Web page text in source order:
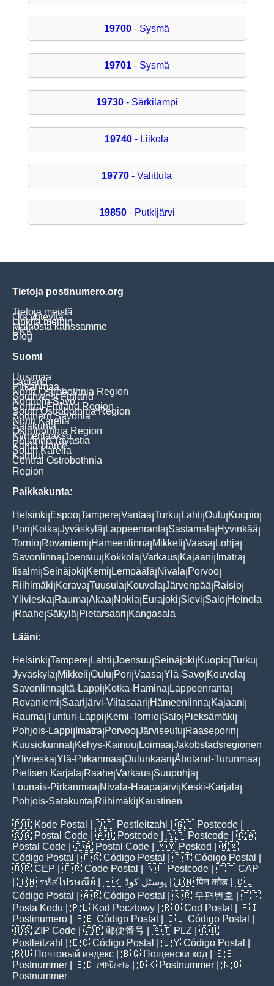
19700 - Sysmä
19701 - Sysmä
19730- Särkilampi
19740 - Liikola
19770 - Valittula
19850- Putkijärvi
Tietoja postinumero.org
Tietoja meistä
Ota yhteyttä
Linkitä meihin
Mainosta kanssamme
UKK
Blog
Suomi
Uusimaa
Lapland
Pirkanmaa
North Ostrobothnia Region
Southwest Finland
Northern Savo
Central Finland Region
South Ostrobothnia Region
Southern Savonia
North Karelia
Satakunta
Ostrobothnia Region
Kymenlaakso
Päijänne Tavastia
Kanta-Häme
South Karelia
Kainuu
Central Ostrobothnia
Region
Paikkakunta:
Helsinki Espoo Tampere Vantaa Turku Lahti Oulu Kuopio
Pori Kotka Jyväskylä Lappeenranta Sastamala Hyvinkää
Tornio Rovaniemi Hämeenlinna Mikkeli Vaasa Lohja
Savonlinna Joensuu Kokkola Varkaus Kajaani Imatra
Iisalmi Seinäjoki Kemi Lempäälä Nivala Porvoo
Riihimäki Kerava Tuusula Kouvola Järvenpää Raisio
Ylivieska Rauma Akaa Nokia Eurajoki Sievi Salo Heinola
Raahe Säkylä Pietarsaari Kangasala
Lääni:
Helsinki Tampere Lahti Joensuu Seinäjoki Kuopio Turku
Jyväskylä Mikkeli Oulu Pori Vaasa Ylä-Savo Kouvola
Savonlinna Itä-Lappi Kotka-Hamina Lappeenranta
Rovaniemi Saarijärvi-Viitasaari Hämeenlinna Kajaani
Rauma Tunturi-Lappi Kemi-Tornio Salo Pieksämäki
Pohjois-Lappi Imatra Porvoo Järviseutu Raaseporin
Kuusiokunnat| Kehys-Kainuu Loimaa Jakobstadsregionen
Ylivieska Ylä-Pirkanmaa Oulunkaari Åboland-Turunmaa
Pielisen Karjala Raahe Varkaus Suupohja
Lounais-Pirkanmaa Nivala-Haapajärvi Keski-Karjala
Pohjois-Satakunta Riihimäki Kaustinen
🇵🇭 Kode Postal | 🇩🇪 Postleitzahl | 🇬🇧 Postcode
🇸🇬 Postal Code | 🇦🇺 Postcode | 🇳🇿 Postcode | 🇨🇦
Postal Code | 🇿🇦 Postal Code | 🇲🇾 Poskod
| 🇲🇽
Código Postal
| 🇪🇸 Código Postal | 🇵🇹 Código Postal
🇧🇷 CEP | 🇫🇷 Code Postal | 🇳🇱 Postcode | 🇮🇹 CAP
| 🇹🇭 รหัสไปรษณีย์ | 🇵🇰 پوسٹل کوڈ | 🇮🇳पिन कोड | 🇨🇴
Código Postal
| 🇦🇷 Código Postal | 🇰🇷 우편번호
| 🇹🇷
Posta Kodu | 🇵🇱 Kod Pocztowy | 🇷🇴 Cod Poștal
| 🇫🇮
Postinumero | 🇵🇪 Código Postal | 🇨🇱 Código Postal
🇺🇸 ZIP Code | 🇯🇵 郵便番号 | 🇦🇹 PLZ | 🇨🇭
Postleitzahl
| 🇪🇨 Código Postal | 🇺🇾 Código Postal
🇷🇺 Почтовый индекс | 🇧🇬 Пощенски код | 🇸🇪
Postnummer | 🇧🇩 পোস্টকোড | 🇩🇰 Postnummer | 🇳🇴
Postnummer